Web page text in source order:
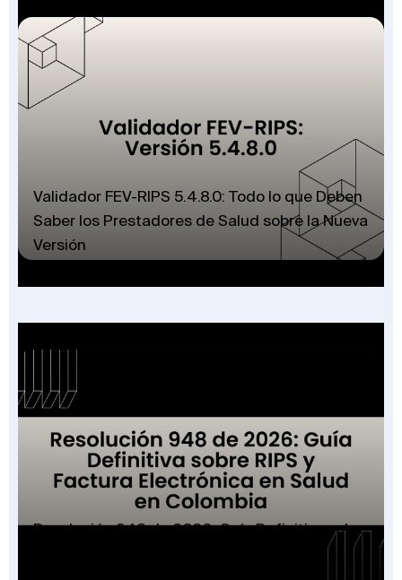
Validador FEV-RIPS 5.4.8.0: Todo lo que Deben
Saber los Prestadores de Salud sobre la Nueva
Versión
Resolución 948 de 2026: Guía Definitiva sobre